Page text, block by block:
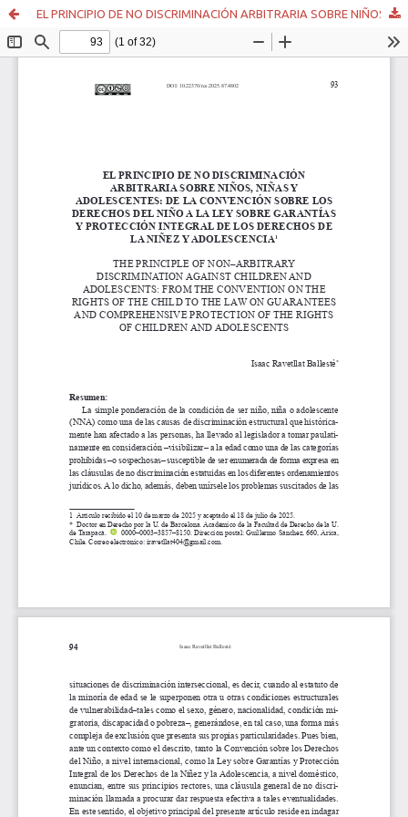
EL PRINCIPIO DE NO DISCRIMINACIÓN ARBITRARIA SOBRE NIÑOS, NIÑAS Y ADOLESCENTES: DE LA CONVENCIÓN SOBRE LOS DERECHOS DEL NIÑO A LA LEY SOBRE GARANTÍAS Y PROTECCIÓN INTEGRAL DE LOS DERECHOS DE LA NIÑEZ Y ADOLESCENCIA